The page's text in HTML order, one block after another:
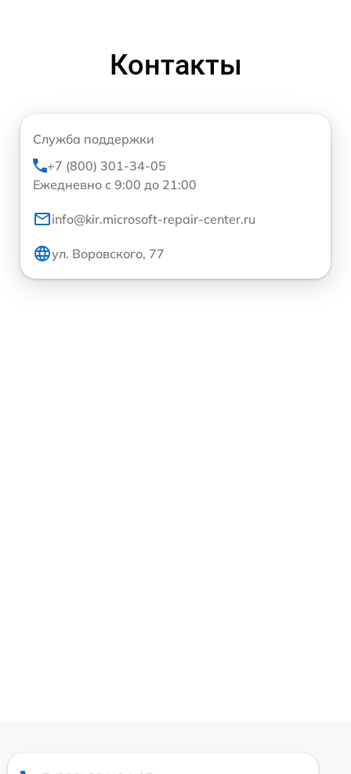
Контакты
Служба поддержки
+7 (800) 301-34-05
Ежедневно с 9:00 до 21:00
info@kir.microsoft-repair-center.ru
ул. Воровского, 77